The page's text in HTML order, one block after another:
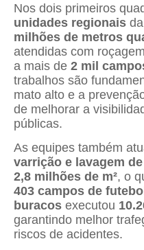
Nos dois primeiros
unidades regionais
milhões de metros
atendidas com
a mais de 2 mil
trabalhos são
mato alto e a
de melhorar a
públicas.
As equipes também
varrição e lavagem
2,8 milhões de m², o
403 campos de
buracos executou
garantindo melhor
riscos de acidentes.